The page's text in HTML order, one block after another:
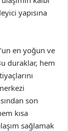
yapısına
en yoğun ve
duraklar, hem
son
kısa
sağlamak